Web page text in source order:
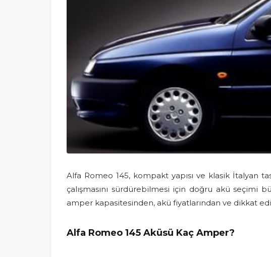
Alfa Romeo 145, kompakt yapısı ve klasik İtalyan
çalışmasını sürdürebilmesi için doğru akü seçimi
amper kapasitesinden, akü fiyatlarından ve dikkat
Alfa Romeo 145 Aküsü Kaç Amper?